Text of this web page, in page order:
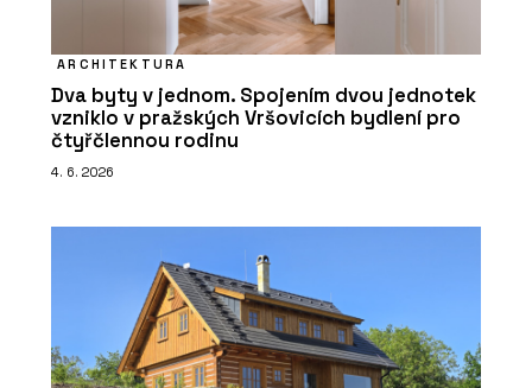
ARCHITEKTURA
Dva byty v jednom. Spojením dvou jednotek
vzniklo v pražských Vršovicích bydlení pro
čtyřčlennou rodinu
4. 6. 2026